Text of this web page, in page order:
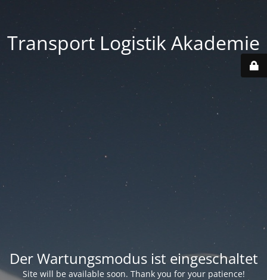
Transport Logistik Akademie
Der Wartungsmodus ist eingeschaltet
Site will be available soon. Thank you for your patience!